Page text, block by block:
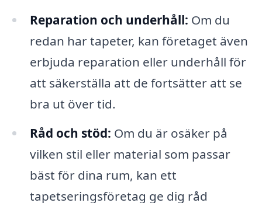
Reparation och underhåll: Om du
redan har tapeter, kan företaget även
erbjuda reparation eller underhåll för
att säkerställa att de fortsätter att se
bra ut över tid.
Råd och stöd: Om du är osäker på
vilken stil eller material som passar
bäst för dina rum, kan ett
tapetseringsföretag ge dig råd